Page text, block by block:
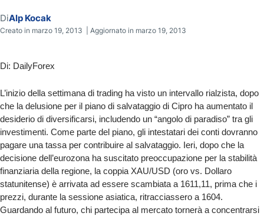
DiAlp Kocak
Creato in marzo 19, 2013 | Aggiornato in marzo 19, 2013
Di: DailyForex
L’inizio della settimana di trading ha visto un intervallo rialzista, dopo
che la delusione per il piano di salvataggio di Cipro ha aumentato il
desiderio di diversificarsi, includendo un “angolo di paradiso” tra gli
investimenti. Come parte del piano, gli intestatari dei conti dovranno
pagare una tassa per contribuire al salvataggio. Ieri, dopo che la
decisione dell’eurozona ha suscitato preoccupazione per la stabilità
finanziaria della regione, la coppia XAU/USD (oro vs. Dollaro
statunitense) è arrivata ad essere scambiata a 1611,11, prima che i
prezzi, durante la sessione asiatica, ritracciassero a 1604.
Guardando al futuro, chi partecipa al mercato tornerà a concentrarsi